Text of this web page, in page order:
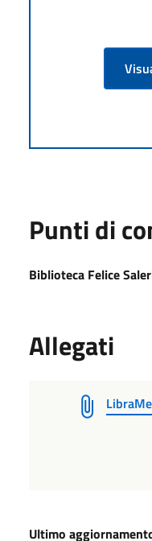
Punti di
Biblioteca Felice
Allegati
Ultimo